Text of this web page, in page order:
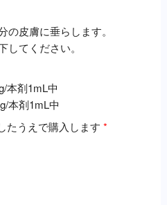
皮膚に垂らします。
してください。
本剤1mL中
本剤1mL中
たうえで購入します *